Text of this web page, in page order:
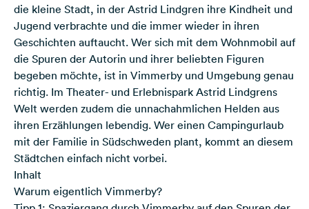
die kleine Stadt, in der Astrid Lindgren ihre Kindheit und
Jugend verbrachte und die immer wieder in ihren
Geschichten auftaucht. Wer sich mit dem Wohnmobil auf
die Spuren der Autorin und ihrer beliebten Figuren
begeben möchte, ist in Vimmerby und Umgebung genau
richtig. Im Theater- und Erlebnispark Astrid Lindgrens
Welt werden zudem die unnachahmlichen Helden aus
ihren Erzählungen lebendig. Wer einen Campingurlaub
mit der Familie in Südschweden plant, kommt an diesem
Städtchen einfach nicht vorbei.
Inhalt
Warum eigentlich Vimmerby?